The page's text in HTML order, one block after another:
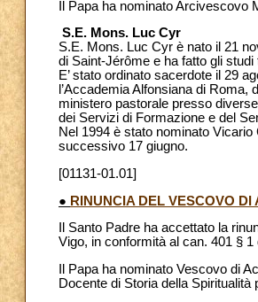
Il Papa ha nominato Arcivescovo
S.E. Mons. Luc Cyr
S.E. Mons. Luc Cyr è nato il 21
di Saint-Jérôme e ha fatto gli
E’ stato ordinato sacerdote il 29
l’Accademia Alfonsiana di
ministero pastorale presso
dei Servizi di Formazione e del
Nel 1994 è stato nominato
successivo 17 giugno.
[01131-01.01]
● RINUNCIA DEL VESCOVO
Il Santo Padre ha accettato la
Vigo, in conformità al can. 401 §
Il Papa ha nominato Vescovo di
Docente di Storia della